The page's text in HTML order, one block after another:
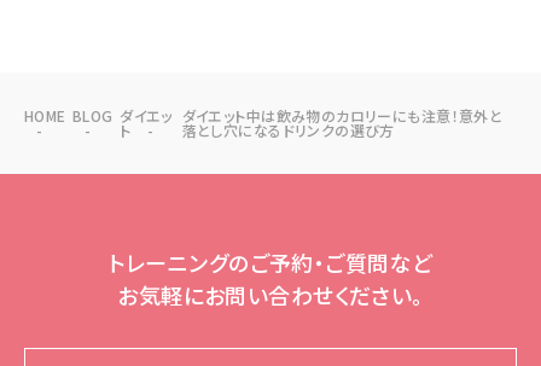
HOME BLOG ダイエッ
ト
ダイエット中は飲み物のカロリーにも注意！意外と
落とし穴になるドリンクの選び方
トレーニングのご予約・ご質問など
お気軽にお問い合わせください。